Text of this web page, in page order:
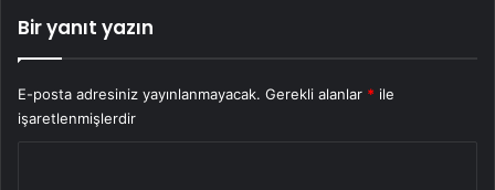
Bir yanıt yazın
E-posta adresiniz yayınlanmayacak. Gerekli alanlar * ile
işaretlenmişlerdir